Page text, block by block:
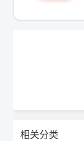
相关分类